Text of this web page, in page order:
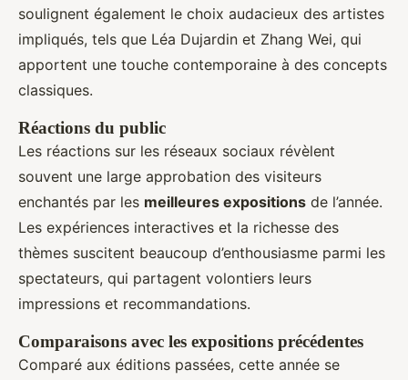
soulignent également le choix audacieux des artistes
impliqués, tels que Léa Dujardin et Zhang Wei, qui
apportent une touche contemporaine à des concepts
classiques.
Réactions du public
Les réactions sur les réseaux sociaux révèlent
souvent une large approbation des visiteurs
enchantés par les meilleures expositions de l’année.
Les expériences interactives et la richesse des
thèmes suscitent beaucoup d’enthousiasme parmi les
spectateurs, qui partagent volontiers leurs
impressions et recommandations.
Comparaisons avec les expositions précédentes
Comparé aux éditions passées, cette année se